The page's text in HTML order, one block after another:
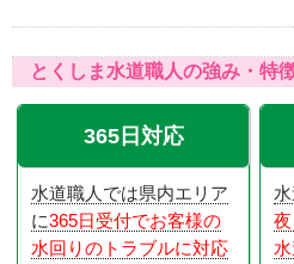
とくしま水道職人の強み・特
365日対応
水道職人では県内エリア
に365日受付でお客様の
水回りのトラブルに対応